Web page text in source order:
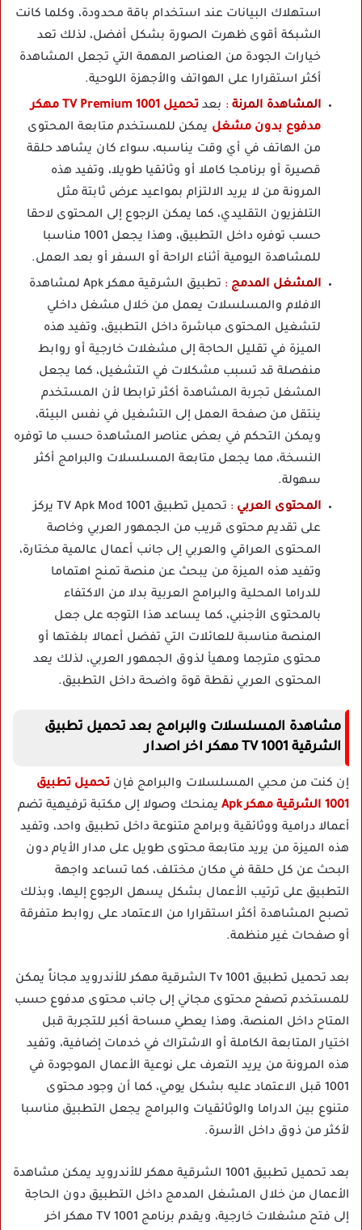
استهلاك البيانات عند استخدام باقة محدودة، وكلما كانت
الشبكة أقوى ظهرت الصورة بشكل أفضل، لذلك تعد
خيارات الجودة من العناصر المهمة التي تجعل المشاهدة
أكثر استقرارا على الهواتف والأجهزة اللوحية.
المشاهدة المرنة : بعد
تحميل 1001 TV Premium مهكر
مدفوع بدون مشغل يمكن للمستخدم متابعة المحتوى
من الهاتف في أي وقت يناسبه، سواء كان يشاهد حلقة
قصيرة أو برنامجا كاملا أو وثائقيا طويلا، وتفيد هذه
المرونة من لا يريد الالتزام بمواعيد عرض ثابتة مثل
التلفزيون التقليدي، كما يمكن الرجوع إلى المحتوى لاحقا
حسب توفره داخل التطبيق، وهذا يجعل 1001 مناسبا
للمشاهدة اليومية أثناء الراحة أو السفر أو بعد العمل.
المشغل المدمج :
تطبيق الشرقية مهكر Apk لمشاهدة
الافلام والمسلسلات يعمل من خلال مشغل داخلي
لتشغيل المحتوى مباشرة داخل التطبيق، وتفيد هذه
الميزة في تقليل الحاجة إلى مشغلات خارجية أو روابط
منفصلة قد تسبب مشكلات في التشغيل، كما يجعل
المشغل تجربة المشاهدة أكثر ترابطا لأن المستخدم
ينتقل من صفحة العمل إلى التشغيل في نفس البيئة،
ويمكن التحكم في بعض عناصر المشاهدة حسب ما توفره
النسخة، مما يجعل متابعة المسلسلات والبرامج أكثر
سهولة.
المحتوى العربي :
تحميل تطبيق 1001 TV Apk Mod يركز
على تقديم محتوى قريب من الجمهور العربي وخاصة
المحتوى العراقي والعربي إلى جانب أعمال عالمية مختارة،
وتفيد هذه الميزة من يبحث عن منصة تمنح اهتماما
للدراما المحلية والبرامج العربية بدلا من الاكتفاء
بالمحتوى الأجنبي، كما يساعد هذا التوجه على جعل
المنصة مناسبة للعائلات التي تفضل أعمالا بلغتها أو
محتوى مترجما ومهيأ لذوق الجمهور العربي، لذلك يعد
المحتوى العربي نقطة قوة واضحة داخل التطبيق.
مشاهدة المسلسلات والبرامج بعد تحميل تطبيق
الشرقية 1001 TV مهكر اخر اصدار
إن كنت من محبي المسلسلات والبرامج فإن تحميل تطبيق
1001 الشرقية مهكر Apk
يمنحك وصولا إلى مكتبة ترفيهية تضم
أعمالا درامية ووثائقية وبرامج متنوعة داخل تطبيق واحد، وتفيد
هذه الميزة من يريد متابعة محتوى طويل على مدار الأيام دون
البحث عن كل حلقة في مكان مختلف، كما تساعد واجهة
التطبيق على ترتيب الأعمال بشكل يسهل الرجوع إليها، وبذلك
تصبح المشاهدة أكثر استقرارا من الاعتماد على روابط متفرقة
أو صفحات غير منظمة.
بعد تحميل تطبيق 1001 Tv الشرقية مهكر للأندرويد مجاناً يمكن
للمستخدم تصفح محتوى مجاني إلى جانب محتوى مدفوع حسب
المتاح داخل المنصة، وهذا يعطي مساحة أكبر للتجربة قبل
اختيار المتابعة الكاملة أو الاشتراك في خدمات إضافية، وتفيد
هذه المرونة من يريد التعرف على نوعية الأعمال الموجودة في
1001 قبل الاعتماد عليه بشكل يومي، كما أن وجود محتوى
متنوع بين الدراما والوثائقيات والبرامج يجعل التطبيق مناسبا
لأكثر من ذوق داخل الأسرة.
بعد تحميل تطبيق 1001 الشرقية مهكر للأندرويد يمكن مشاهدة
الأعمال من خلال المشغل المدمج داخل التطبيق دون الحاجة
إلى فتح مشغلات خارجية، ويقدم برنامج 1001 TV مهكر اخر